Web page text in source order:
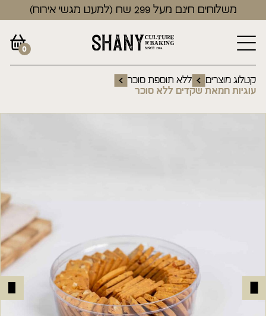
משלוחים חינם מעל 299 שח (למעט מגשי אירוח)
0
קטלוג מוצרים ללא תוספת סוכר
עוגיות חמאת שקדים ללא סוכר